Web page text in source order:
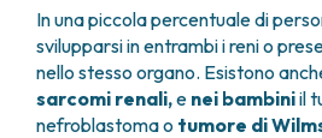
UNITÀ CLINICA DI FASE I
CLINICAL RESEARCH UNIT
In una piccola percentuale di
svilupparsi in entrambi i reni o
nello stesso organo. Esistono
sarcomi renali,e nei bambiniil
nefroblastoma o tumore di